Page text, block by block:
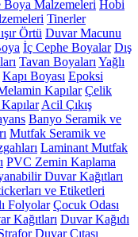
Boya Malzemeleri Hobi
Tinerler
Örtü Duvar Macunu
İç Cephe Boyalar Dış
Tavan Boyaları Yağlı
Kapı Boyası Epoksi
Kapılar Çelik
Acil Çıkış
Banyo Seramik ve
Mutfak Seramik ve
Laminant Mutfak
PVC Zemin Kaplama
Duvar Kağıtları
ve Etiketleri
Folyolar Çocuk Odası
Kağıtları Duvar Kağıdı
Duvar Çıtası